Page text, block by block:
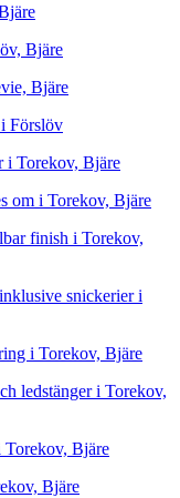
Bjäre
Bjäre
Förslöv
i Torekov, Bjäre
om i Torekov, Bjäre
finish i Torekov,
snickerier i
i Torekov, Bjäre
ledstänger i Torekov,
Torekov, Bjäre
Bjäre